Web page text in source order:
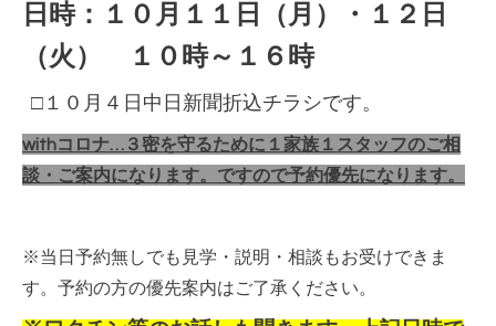
日時：１０月１１ 日（月）・１２日
（火） １０時～１６時
□１０月４日中日新聞折込チラシです。
withコロナ…３密を守るために１家族１スタッフのご相
談・ご案内になります。ですので予約優先になります。
※当日予約無しでも見学・説明・相談もお受けできま
す。予約の方の優先案内はご了承ください。